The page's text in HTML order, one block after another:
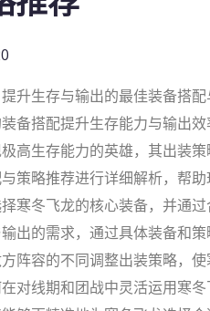
提升生存与输出的最佳装备搭
备搭配提升生存能力与输出
高生存能力的英雄，其出装
策略推荐进行详细解析，帮
寒冬飞龙的核心装备，并通
出的需求，通过具体装备和
阵容的不同调整出装策略，
对线期和团战中灵活运用寒